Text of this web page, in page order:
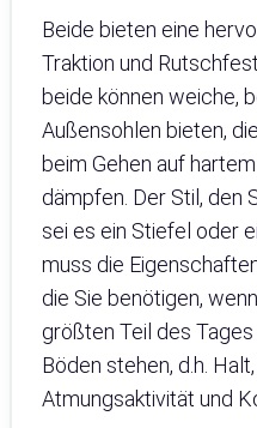
Beide bieten eine
Traktion und
beide können weiche,
Außensohlen bieten,
beim Gehen auf
dämpfen. Der Stil, den
sei es ein Stiefel oder
muss die
die Sie benötigen,
größten Teil des
Böden stehen, d.h.
Atmungsaktivität und